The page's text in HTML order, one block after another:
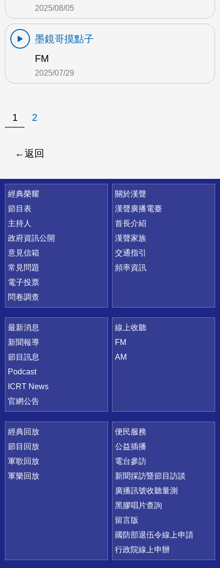
2025/08/05
墨鏡哥摸點子
FM
2025/07/29
1 2
返回
快速連結
經典榮耀
節目表
主持人
政府資訊公開
意見信箱
常見問題
電子投票
問卷調查
關於漢聲
漢聲廣播電臺
首長介紹
漢聲家族
交通指引
頻率資訊
最新消息
新聞報導
節目訊息
Podcast
ICRT News
官網公告
線上收聽
FM
AM
經典回放
節目回放
軍歌回放
軍樂回放
便民服務
公益插播
電台參訪
新聞採訪暨節目訪談
廣播訊號收聽量測
黑膠唱片查詢
留言版
國防部退伍令線上申請
行政院線上申辦